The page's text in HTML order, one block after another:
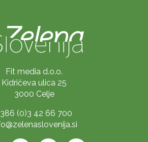
Fit media d.o.o.
Kidričeva ulica 25
3000 Celje
(0)3 42 66 700